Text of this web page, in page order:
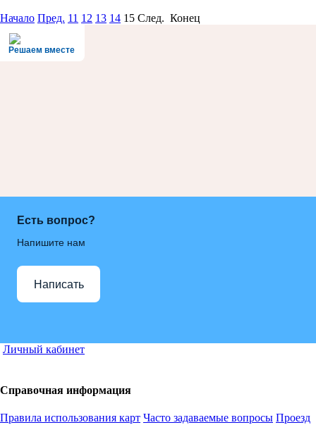
Начало Пред. 11 12 13 14 15 След. Конец
Решаем вместе
Есть вопрос?
Напишите нам
Написать
Личный кабинет
Справочная информация
Правила использования карт Часто задаваемые вопросы Проезд